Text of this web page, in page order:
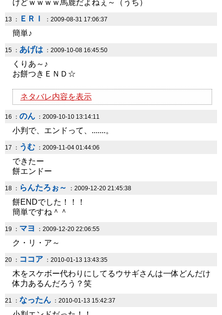
けどｗｗｗｗ馬鹿だよねぇ～（うち）
13 ： ＥＲＩ ：2009-08-31 17:06:37
簡単♪
15 ： あげは ：2009-10-08 16:45:50
くりあ～♪
お餅つきＥＮＤ☆
ネタバレ内容を表示
16 ： のん ：2009-10-10 13:14:11
小判で、エンドって、.......。
17 ： うむ ：2009-11-04 01:44:06
できたー
餅エンドー
18 ： らんたろぉ～ ：2009-12-20 21:45:38
餅ENDでした！！！
簡単ですね＾＾
19 ： マヨ ：2009-12-20 22:06:55
ク・リ・ア～
20 ： ココア ：2010-01-13 13:43:35
木をスケボー代わりにしてるウサギさんは一体どんだけ
体力あるんだろう？笑
21 ： なったん ：2010-01-13 15:42:37